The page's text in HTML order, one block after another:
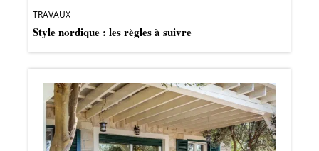
TRAVAUX
Style nordique : les règles à suivre